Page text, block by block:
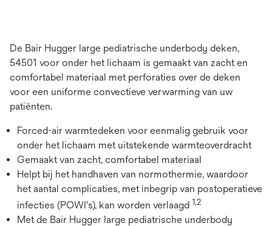
De Bair Hugger large pediatrische underbody deken,
54501 voor onder het lichaam is gemaakt van zacht en
comfortabel materiaal met perforaties over de deken
voor een uniforme convectieve verwarming van uw
patiënten.
Forced-air warmtedeken voor eenmalig gebruik voor
onder het lichaam met uitstekende warmteoverdracht
Gemaakt van zacht, comfortabel materiaal
Helpt bij het handhaven van normothermie, waardoor
het aantal complicaties, met inbegrip van postoperatieve
infecties (POWI's), kan worden verlaagd 1,2
Met de Bair Hugger large pediatrische underbody